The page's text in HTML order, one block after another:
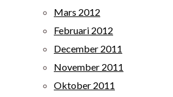
Mars 2012
Februari 2012
December 2011
November 2011
Oktober 2011